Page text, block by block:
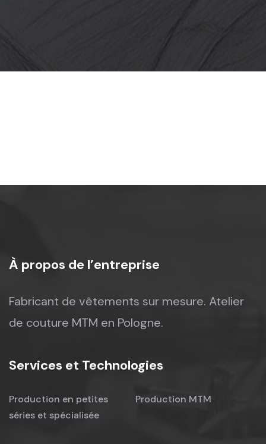
À propos de l’entreprise
Fabricant de vêtements sur mesure. Atelier
de couture MTM en Pologne.
Services et Technologies
Production en petites
séries et spécialisée
Production MTM